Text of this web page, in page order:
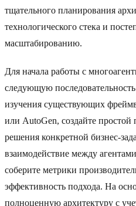
тщательного планирования
технологического стека и
масштабированию.
Для начала работы с
следующую
изучения существующих
или AutoGen, создайте простой
решения конкретной бизнес-
взаимодействие между
соберите метрики
эффективность подхода. На
полноценную архитектуру с